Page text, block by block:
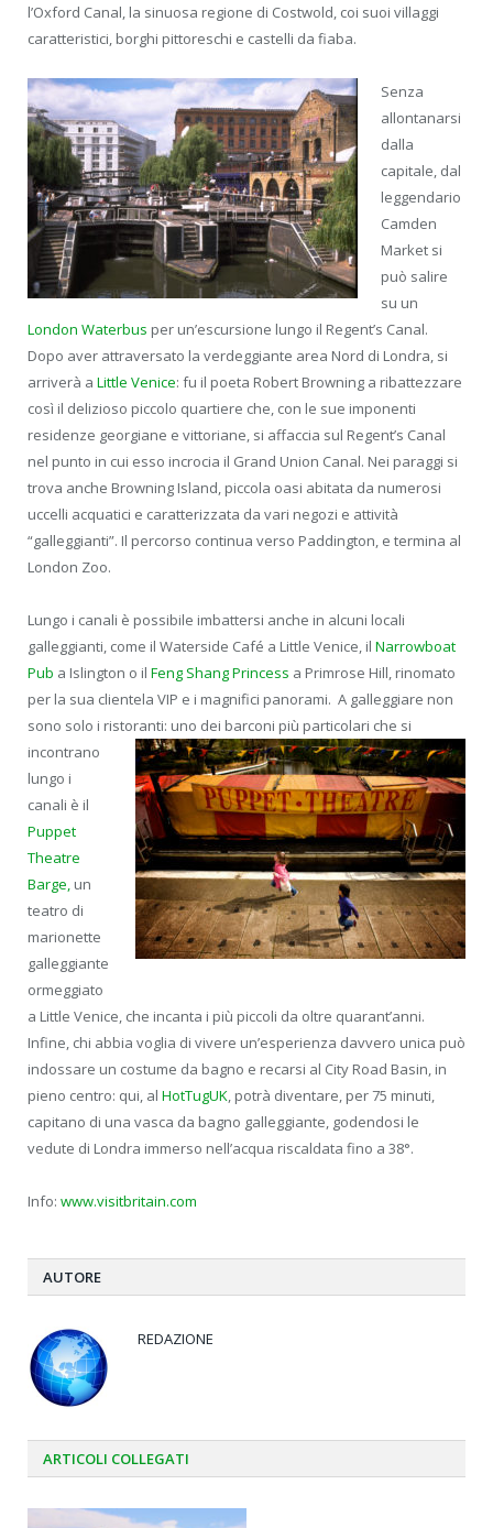
l’Oxford Canal, la sinuosa regione di Costwold, coi suoi villaggi
caratteristici, borghi pittoreschi e castelli da fiaba.
Senza
allontanarsi
dalla
capitale, dal
leggendario
Camden
Market si
può salire
su un
London Waterbus per un’escursione lungo il Regent’s Canal.
Dopo aver attraversato la verdeggiante area Nord di Londra, si
arriverà a Little Venice: fu il poeta Robert Browning a ribattezzare
così il delizioso piccolo quartiere che, con le sue imponenti
residenze georgiane e vittoriane, si affaccia sul Regent’s Canal
nel punto in cui esso incrocia il Grand Union Canal. Nei paraggi si
trova anche Browning Island, piccola oasi abitata da numerosi
uccelli acquatici e caratterizzata da vari negozi e attività
“galleggianti”. Il percorso continua verso Paddington, e termina al
London Zoo.
Lungo i canali è possibile imbattersi anche in alcuni locali
galleggianti, come il Waterside Café a Little Venice, il Narrowboat
Pub a Islington o il Feng Shang Princess a Primrose Hill, rinomato
per la sua clientela VIP e i magnifici panorami. A galleggiare non
sono solo i ristoranti: uno dei barconi più particolari che si
incontrano
lungo i
canali è il
Puppet
Theatre
Barge, un
teatro di
marionette
galleggiante
ormeggiato
a Little Venice, che incanta i più piccoli da oltre quarant’anni.
Infine, chi abbia voglia di vivere un’esperienza davvero unica può
indossare un costume da bagno e recarsi al City Road Basin, in
pieno centro: qui, al HotTugUK, potrà diventare, per 75 minuti,
capitano di una vasca da bagno galleggiante, godendosi le
vedute di Londra immerso nell’acqua riscaldata fino a 38°.
Info: www.visitbritain.com
AUTORE
REDAZIONE
ARTICOLI COLLEGATI